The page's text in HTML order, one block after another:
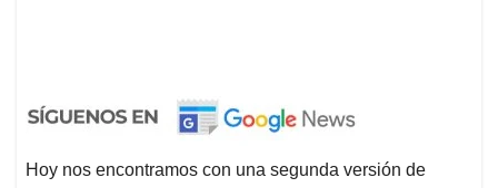
Hoy nos encontramos con una segunda versión de